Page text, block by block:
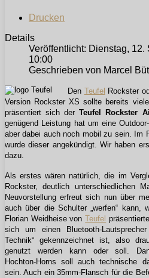
Drucken
Details
Veröffentlicht: Dienstag, 12.
10:00
Geschrieben von Marcel
Den Teufel Rockster
Version Rockster XS sollte bereits
präsentiert sich derTeufel Rockster
genügend Leistung hat um eine
aber dabei auch noch mobil zu sein. Im
wurde dieser angekündigt. Wir haben
dazu.
Als erstes wären natürlich, die im
Rockster, deutlich unterschiedlichen
Neuvorstellung erfreut sich nun über
auch über die Schulter „werfen“ kann,
Florian Weidheise vonTeufel
sich um einen Bluetooth-
Technik“ gekennzeichnet ist, also
genutzt werden kann oder soll.
Hochton-Horns soll auch technische
sein. Auch ein 35mm-Flansch für die